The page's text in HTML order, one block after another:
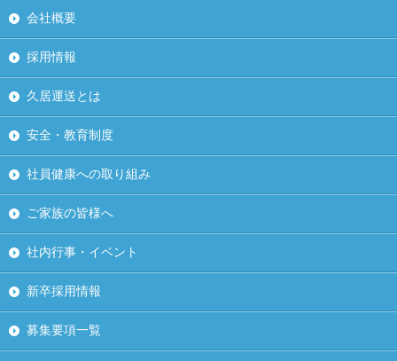
会社概要
採用情報
久居運送とは
安全・教育制度
社員健康への取り組み
ご家族の皆様へ
社内行事・イベント
新卒採用情報
募集要項一覧